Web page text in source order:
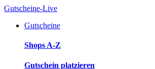
Gutscheine-Live
Gutscheine
Shops A-Z
Gutschein platzieren